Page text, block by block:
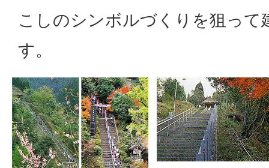
こしのシンボルづくりを狙って
す。